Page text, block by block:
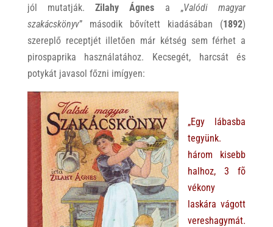
jól mutatják.Zilahy Ágnes a „Valódi magyar
szakácskönyv” második bővített kiadásában (1892)
szereplő receptjét illetően már kétség sem férhet a
pirospaprika használatához. Kecsegét, harcsát és
potykát javasol főzni imígyen:
„Egy lábasba
tegyünk.
három kisebb
halhoz, 3 fõ
vékony
laskára vágott
vereshagymát.